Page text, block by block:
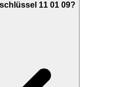
11 01 09?